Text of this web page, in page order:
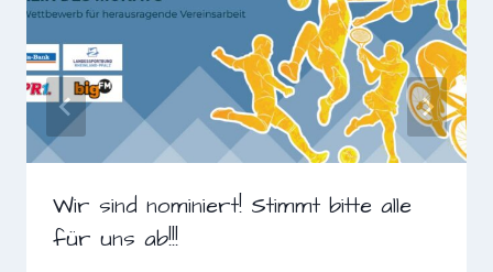
Wir sind nominiert! Stimmt bitte alle
für uns ab!!!